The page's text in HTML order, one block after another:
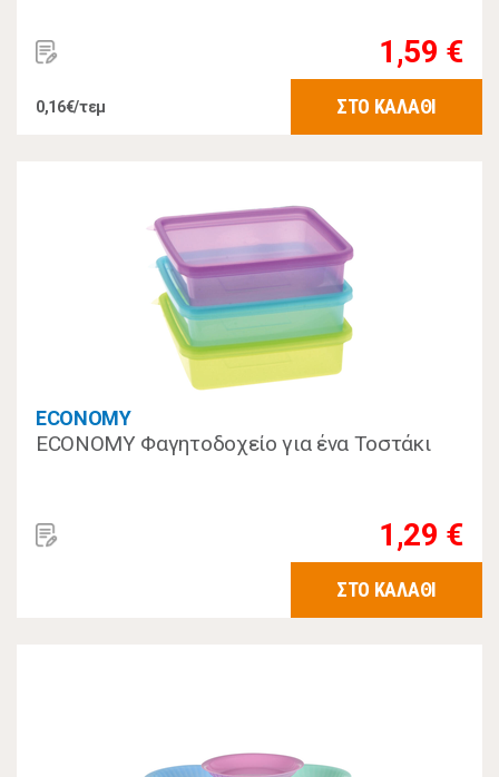
1,59 €
0,16€/τεμ ΣΤΟ ΚΑΛΑΘΙ
ECONOMY
ECONOMY Φαγητοδοχείο για ένα Τοστάκι
1,29 €
ΣΤΟ ΚΑΛΑΘΙ